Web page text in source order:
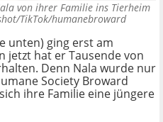
von ihrer Familie ins Tierheim
TikTok/humanebroward
unten) ging erst am
jetzt hat er Tausende von
Denn Nala wurde nur
Society Broward
ihre Familie eine jüngere